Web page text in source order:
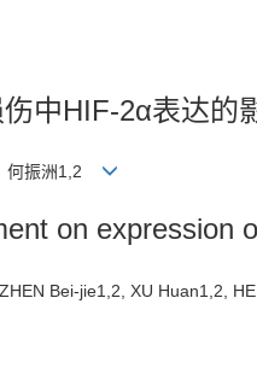
中HIF-2α表达的
何振洲1,2
on expression
Bei-jie1,2, XU Huan1,2,